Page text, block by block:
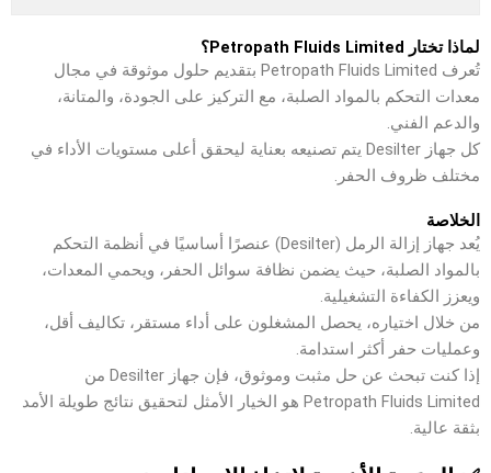
لماذا تختار Petropath Fluids Limited؟
تُعرف Petropath Fluids Limited بتقديم حلول موثوقة في مجال
معدات التحكم بالمواد الصلبة، مع التركيز على الجودة، والمتانة،
والدعم الفني.
كل جهاز Desilter يتم تصنيعه بعناية ليحقق أعلى مستويات الأداء في
مختلف ظروف الحفر.
الخلاصة
يُعد جهاز إزالة الرمل (Desilter) عنصرًا أساسيًا في أنظمة التحكم
بالمواد الصلبة، حيث يضمن نظافة سوائل الحفر، ويحمي المعدات،
ويعزز الكفاءة التشغيلية.
من خلال اختياره، يحصل المشغلون على أداء مستقر، تكاليف أقل،
وعمليات حفر أكثر استدامة.
إذا كنت تبحث عن حل مثبت وموثوق، فإن جهاز Desilter من
Petropath Fluids Limited هو الخيار الأمثل لتحقيق نتائج طويلة الأمد
بثقة عالية.